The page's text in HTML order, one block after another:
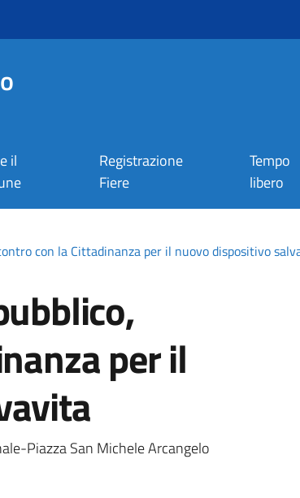
il
Registrazione
Fiere
Tempo
libero
con la Cittadinanza per il nuovo dispositivo
per il
Piazza San Michele Arcangelo